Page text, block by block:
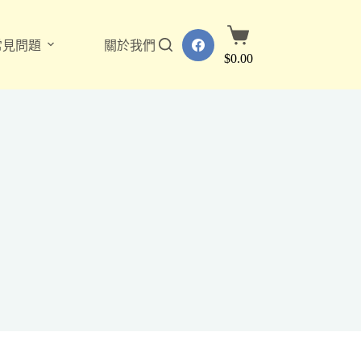
問題 關於我們
購
物
$0.00